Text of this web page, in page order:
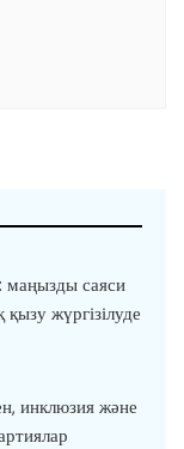
маңызды саяси
жүргізілуде
инклюзия және